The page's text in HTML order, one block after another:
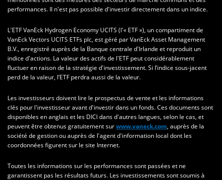
performances. Il n'est pas possible d'investir directement dans un indice.
L'ETF VanEck Hydrogen Economy UCITS (l'« ETF »), un compartiment de
VanEck Vectors UCITS ETFs plc, est géré par VanEck Asset Management
B.V., enregistré auprès de la Banque centrale d'Irlande et reproduit un
indice d'actions. La valeur des actifs de l'ETF peut considérablement
fluctuer en raison de la stratégie d'investissement. Si l’indice sous-jacent
perd de la valeur, l’ETF perdra aussi de la valeur.
Les investisseurs doivent lire le prospectus de vente et les informations
clés pour l'investisseur avant d'investir dans un fonds. Ces documents sont
disponibles en anglais et les DICI dans d'autres langues, selon le cas, et
peuvent être obtenus gratuitement surwww.vaneck.com, auprès de la
société de gestion ou auprès de l'agent d'information local dont les
coordonnées figurent sur le site Internet.
Toutes les informations sur les performances sont passées et ne
garantissent pas les résultats futurs. Les investissements sont soumis à